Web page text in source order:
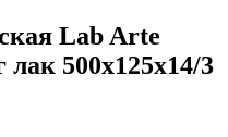
Lab Arte
500х125х14/3